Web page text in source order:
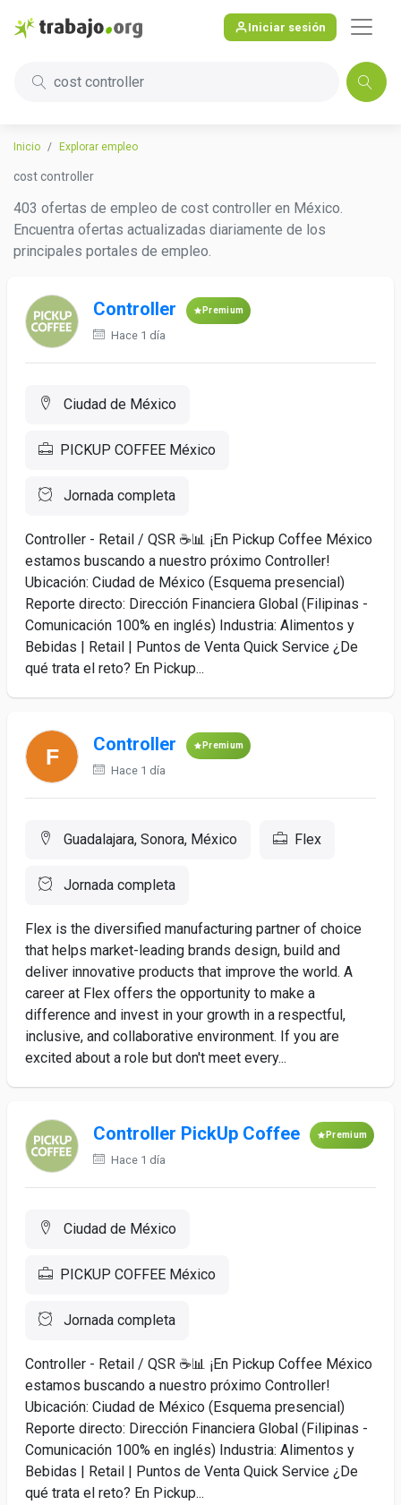
Iniciar sesión
cost controller
Inicio Explorar empleo
cost controller
403 ofertas de empleo de cost controller en México.
Encuentra ofertas actualizadas diariamente de los
principales portales de empleo.
Controller Premium
Hace 1 día
Ciudad de México
PICKUP COFFEE México
Jornada completa
Controller - Retail / QSR ☕📊 ¡En Pickup Coffee México
estamos buscando a nuestro próximo Controller!
Ubicación: Ciudad de México (Esquema presencial)
Reporte directo: Dirección Financiera Global (Filipinas -
Comunicación 100% en inglés) Industria: Alimentos y
Bebidas | Retail | Puntos de Venta Quick Service ¿De
qué trata el reto? En Pickup...
Controller Premium
Hace 1 día
Guadalajara, Sonora, México Flex
Jornada completa
Flex is the diversified manufacturing partner of choice
that helps market-leading brands design, build and
deliver innovative products that improve the world. A
career at Flex offers the opportunity to make a
difference and invest in your growth in a respectful,
inclusive, and collaborative environment. If you are
excited about a role but don't meet every...
Controller PickUp Coffee Premium
Hace 1 día
Ciudad de México
PICKUP COFFEE México
Jornada completa
Controller - Retail / QSR ☕📊 ¡En Pickup Coffee México
estamos buscando a nuestro próximo Controller!
Ubicación: Ciudad de México (Esquema presencial)
Reporte directo: Dirección Financiera Global (Filipinas -
Comunicación 100% en inglés) Industria: Alimentos y
Bebidas | Retail | Puntos de Venta Quick Service ¿De
qué trata el reto? En Pickup...